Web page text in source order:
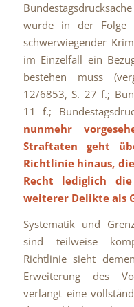
wurde in der Folge
schwerwiegender
im Einzelfall ein
bestehen muss
12/6853, S. 27 f.;
11 f.;
nunmehr
Straftaten geht
Richtlinie hinaus,
Recht lediglich
weiterer Delikte als
Systematik und
sind teilweise
Richtlinie sieht
Erweiterung des
verlangt eine